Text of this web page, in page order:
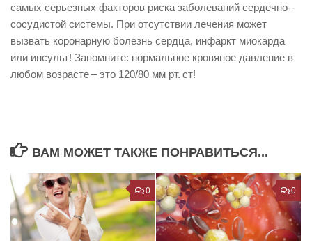
самых серьезных факторов рис­­ка заболеваний сердечно-­
сосу­дис­той системы. При отсутст­вии лечения может
вызвать коро­нарную болезнь сердца, инфаркт миокарда
или инсульт! Запомните: нормальное кровяное давление в
любом возрасте – это 120/80 мм рт. ст!
ВАМ МОЖЕТ ТАКЖЕ ПОНРАВИТЬСЯ...
0 0